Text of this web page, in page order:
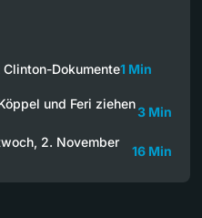
Dokumente1 Min
und Feri ziehen
3 Min
2. November
16 Min